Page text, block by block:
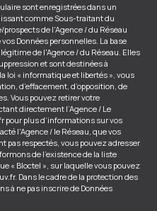
sont enregistrées dans un
comme Sous-traitant du
de l'Agence / du Réseau
Données personnelles. La base
de l'Agence / du Réseau. Elles
et sont destinées à
loi « informatique et libertés », vous
d’effacement, d’opposition, de
Vous pouvez retirer votre
directement l’Agence / Le
pour plus d’informations sur vos
l'Agence / le Réseau, que vos
pas respectés, vous pouvez adresser
de l’existence de la liste
« Bloctel », sur laquelle vous pouvez
. Dans le cadre de la protection des
à ne pas inscrire de Données